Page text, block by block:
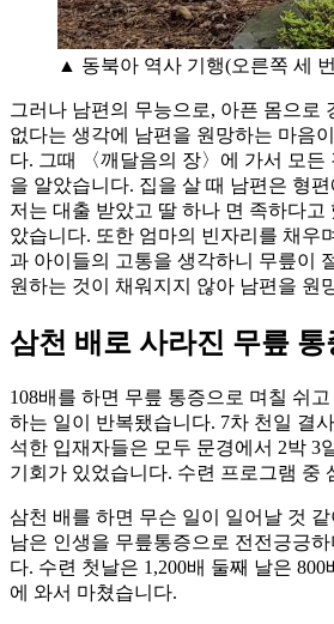
▲ 동북아 역사 기행(오른쪽 세
그러나 남편의 무능으로, 아픈 몸으로
없다는 생각에 남편을 원망하는 마음
다. 그때 〈깨달음의 장〉에 가서 모든
을 알았습니다. 집을 살 때 남편은 형
저는 대출 받았고 딸 하나 면 족하다고
았습니다. 또한 엄마의 빈자리를 채우
과 아이들의 고통을 생각하니 무릎이
원하는 것이 채워지지 않아 남편을 원
삼천 배로 사라진 무릎 통
108배를 하면 무릎 통증으로 며칠 쉬
하는 일이 반복됐습니다. 7차 천일 결
석한 입재자들은 모두 문경에서 2박 3
기회가 있었습니다. 수련 프로그램 중
삼천 배를 하면 무슨 일이 일어날 것
남은 인생을 무릎통증으로 전전긍긍
다. 수련 첫날은 1,200배 둘째 날은 800
에 와서 마쳤습니다.